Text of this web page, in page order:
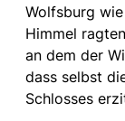
Wolfsburg
Himmel
an dem der
dass selbst
Schlosses